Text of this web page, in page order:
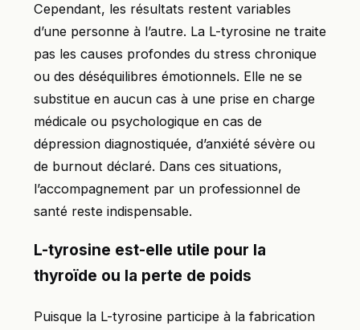
Cependant, les résultats restent variables
d’une personne à l’autre. La L-tyrosine ne traite
pas les causes profondes du stress chronique
ou des déséquilibres émotionnels. Elle ne se
substitue en aucun cas à une prise en charge
médicale ou psychologique en cas de
dépression diagnostiquée, d’anxiété sévère ou
de burnout déclaré. Dans ces situations,
l’accompagnement par un professionnel de
santé reste indispensable.
L-tyrosine est-elle utile pour la
thyroïde ou la perte de poids
Puisque la L-tyrosine participe à la fabrication